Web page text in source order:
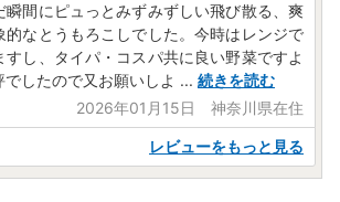
瞬間にピュっとみずみずしい飛び散る、爽
的なとうもろこしでした。今時はレンジで
すし、タイパ・コスパ共に良い野菜ですよ
したので又お願いしよ ... 続きを読む
2026年01月15日 神奈川県在住
レビューをもっと見る